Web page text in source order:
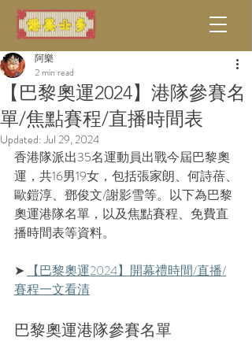
【巴黎奧運2024】港隊參賽名
單/焦點賽程/直播時間表
阿樂
2 min read
Updated:Jul 29, 2024
香港隊派出35名運動員出戰今屆巴黎奧
運，共16男19女，包括張家朗、何詩蓓、
歐鎧淳、鄧俊文/謝影雪等。以下為巴黎
奧運港隊名單，以及焦點賽程、免費直
播時間表等資料。
➤
【巴黎奧運2024】開幕禮時間/直播/
賽程一文看清
巴黎奧運港隊參賽名單